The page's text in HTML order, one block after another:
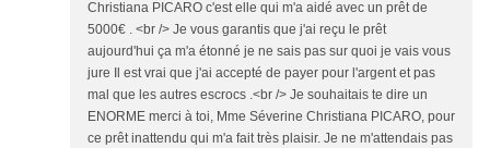
Christiana PICARO c'est elle qui m'a aidé avec un prêt de
5000€ . <br /> Je vous garantis que j'ai reçu le prêt
aujourd'hui ça m'a étonné je ne sais pas sur quoi je vais vous
jure Il est vrai que j'ai accepté de payer pour l'argent et pas
mal que les autres escrocs .<br /> Je souhaitais te dire un
ENORME merci à toi, Mme Séverine Christiana PICARO, pour
ce prêt inattendu qui m'a fait très plaisir. Je ne m'attendais pas